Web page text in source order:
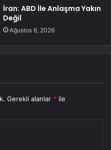
İran: ABD İle Anlaşma Yakın
Değil
Ağustos 6, 2026
Gerekli alanlar * ile